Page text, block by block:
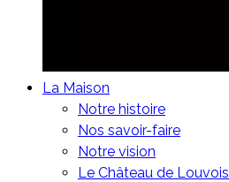
La Maison
Notre histoire
Nos savoir-faire
Notre vision
Le Château de Louvois